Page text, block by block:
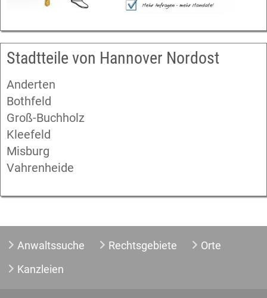
Stadtteile von Hannover Nordost
Anderten
Bothfeld
Groß-Buchholz
Kleefeld
Misburg
Vahrenheide
Anwaltssuche Rechtsgebiete
Orte
Kanzleien